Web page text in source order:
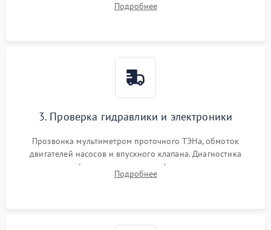
циркуляционному насосу, ТЭНу и сливной помпе.
Подробнее
3. Проверка гидравлики и электроники
Прозвонка мультиметром проточного ТЭНа, обмоток
двигателей насосов и впускного клапана. Диагностика
прессостата (датчика уровня воды), датчика мутности,
концевика дверцы и электронного модуля управления.
Подробнее